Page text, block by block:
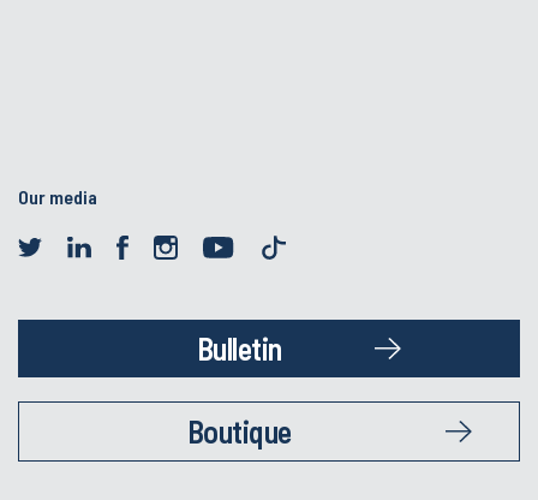
Our media
Bulletin
Boutique